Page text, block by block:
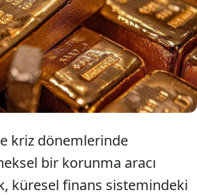
üstlenen altın için beklentiler
Incrementum AG’nin yayımladığı
altının 2030 yılına kadar 8 bin 900
test edebileceğini öngörüyor.
kriz dönemlerinde
bir korunma aracı
küresel finans sistemindeki